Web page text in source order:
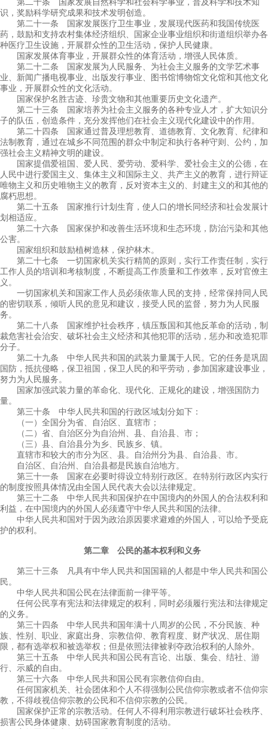
第二十条 国家发展自然科学和社会科学事业，普及科学和技术知
识，奖励科学研究成果和技术发明创造。
第二十一条 国家发展医疗卫生事业，发展现代医药和我国传统医
药，鼓励和支持农村集体经济组织、国家企业事业组织和街道组织举办各
种医疗卫生设施，开展群众性的卫生活动，保护人民健康。
国家发展体育事业，开展群众性的体育活动，增强人民体质。
第二十二条 国家发展为人民服务、为社会主义服务的文学艺术事
业、新闻广播电视事业、出版发行事业、图书馆博物馆文化馆和其他文化
事业，开展群众性的文化活动。
国家保护名胜古迹、珍贵文物和其他重要历史文化遗产。
第二十三条 国家培养为社会主义服务的各种专业人才，扩大知识分
子的队伍，创造条件，充分发挥他们在社会主义现代化建设中的作用。
第二十四条 国家通过普及理想教育、道德教育、文化教育、纪律和
法制教育，通过在城乡不同范围的群众中制定和执行各种守则、公约，加
强社会主义精神文明的建设。
国家提倡爱祖国、爱人民、爱劳动、爱科学、爱社会主义的公德，在
人民中进行爱国主义、集体主义和国际主义、共产主义的教育，进行辩证
唯物主义和历史唯物主义的教育，反对资本主义的、封建主义的和其他的
腐朽思想。
第二十五条 国家推行计划生育，使人口的增长同经济和社会发展计
划相适应。
第二十六条 国家保护和改善生活环境和生态环境，防治污染和其他
公害。
国家组织和鼓励植树造林，保护林木。
第二十七条 一切国家机关实行精简的原则，实行工作责任制，实行
工作人员的培训和考核制度，不断提高工作质量和工作效率，反对官僚主
义。
一切国家机关和国家工作人员必须依靠人民的支持，经常保持同人民
的密切联系，倾听人民的意见和建议，接受人民的监督，努力为人民服
务。
第二十八条 国家维护社会秩序，镇压叛国和其他反革命的活动，制
裁危害社会治安、破坏社会主义经济和其他犯罪的活动，惩办和改造犯罪
分子。
第二十九条 中华人民共和国的武装力量属于人民。它的任务是巩固
国防，抵抗侵略，保卫祖国，保卫人民的和平劳动，参加国家建设事业，
努力为人民服务。
国家加强武装力量的革命化、现代化、正规化的建设，增强国防力
量。
第三十条 中华人民共和国的行政区域划分如下：
（一）全国分为省、自治区、直辖市；
（二）省、自治区分为自治州、县、自治县、市；
（三）县、自治县分为乡、民族乡、镇。
直辖市和较大的市分为区、县。自治州分为县、自治县、市。
自治区、自治州、自治县都是民族自治地方。
第三十一条 国家在必要时得设立特别行政区。在特别行政区内实行
的制度按照具体情况由全国人民代表大会以法律规定。
第三十二条 中华人民共和国保护在中国境内的外国人的合法权利和
利益，在中国境内的外国人必须遵守中华人民共和国的法律。
中华人民共和国对于因为政治原因要求避难的外国人，可以给予受庇
护的权利。
第二章 公民的基本权利和义务
第三十三条 凡具有中华人民共和国国籍的人都是中华人民共和国公
民。
中华人民共和国公民在法律面前一律平等。
任何公民享有宪法和法律规定的权利，同时必须履行宪法和法律规定
的义务。
第三十四条 中华人民共和国年满十八周岁的公民，不分民族、种
族、性别、职业、家庭出身、宗教信仰、教育程度、财产状况、居住期
限，都有选举权和被选举权；但是依照法律被剥夺政治权利的人除外。
第三十五条 中华人民共和国公民有言论、出版、集会、结社、游
行、示威的自由。
第三十六条 中华人民共和国公民有宗教信仰自由。
任何国家机关、社会团体和个人不得强制公民信仰宗教或者不信仰宗
教，不得歧视信仰宗教的公民和不信仰宗教的公民。
国家保护正常的宗教活动。任何人不得利用宗教进行破坏社会秩序、
损害公民身体健康、妨碍国家教育制度的活动。